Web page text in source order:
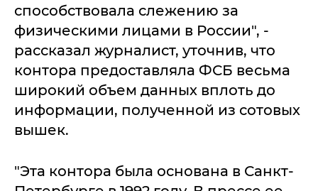
способствовала слежению за
физическими лицами в России", -
рассказал журналист, уточнив, что
контора предоставляла ФСБ весьма
широкий объем данных вплоть до
информации, полученной из сотовых
вышек.
"Эта контора была основана в Санкт-